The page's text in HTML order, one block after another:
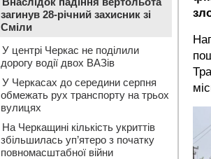
загинув 28-річний захисник зі
Сміли
У центрі Черкас не поділили
дорогу водії двох ВАЗів
У Черкасах до середини серпня
обмежать рух транспорту на трьох
вулицях
На Черкащині кількість укриттів
збільшилась уп’ятеро з початку
повномасштабної війни